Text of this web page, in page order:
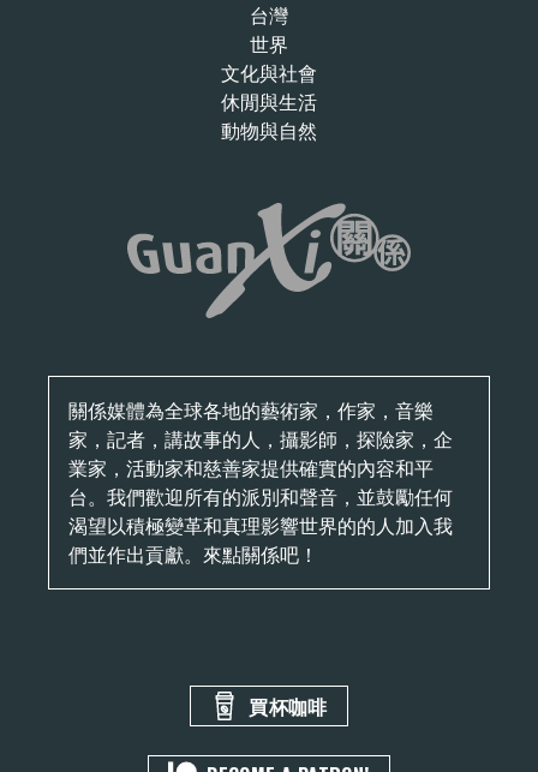
關係媒體為全球各地的藝術家，作家，音樂
家，記者，講故事的人，攝影師，探險家，企
業家，活動家和慈善家提供確實的內容和平
台。我們歡迎所有的派別和聲音，並鼓勵任何
渴望以積極變革和真理影響世界的的人加入我
們並作出貢獻。來點關係吧！
台灣
世界
文化與社會
休閒與生活
動物與自然
買杯咖啡